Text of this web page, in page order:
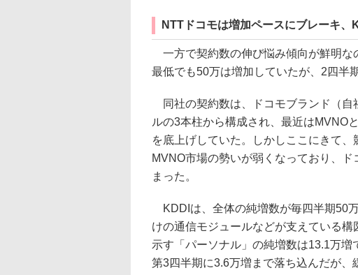
NTTドコモは増加ペースにブレーキ、
一方で契約数の伸び悩み傾向が鮮明な
最低でも50万は増加していたが、2四半
同社の契約数は、ドコモブランド（自
ルの3本柱から構成され、最近はMVNO
を底上げしていた。しかしここにきて
MVNO市場の勢いが弱くなっており、
まった。
KDDIは、全体の純増数が毎四半期50
けの通信モジュールなどが支えている
示す「パーソナル」の純増数は13.1万
第3四半期に3.6万増まで落ち込んだが、